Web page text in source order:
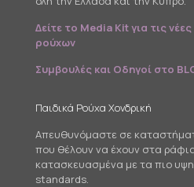
Δείτε το Media Kit για τις
ρούχων
Συμβουλές και Οδηγοί στο
Παιδικά Ρούχα Χονδρική
Απευθυνόμαστε σε
που θέλουν να έχουν στα
κατασκευασμένα με τα πιο
standards.